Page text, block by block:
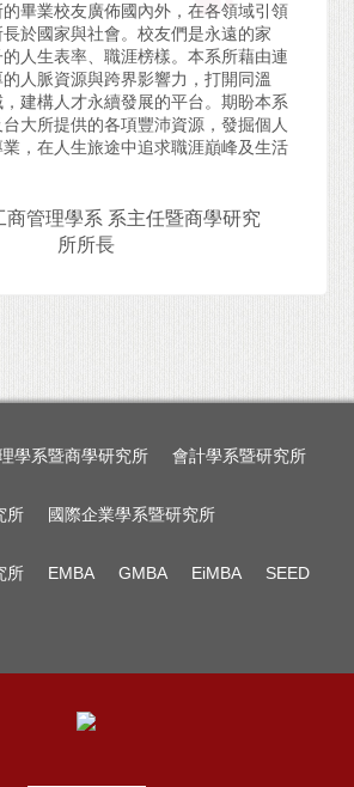
畢業校友廣佈國內外，在各領域引領
於國家與社會。校友們是永遠的家
人生表率、職涯榜樣。本系所藉由連
人脈資源與跨界影響力，打開同溫
建構人才永續發展的平台。期盼本系
大所提供的各項豐沛資源，發掘個人
，在人生旅途中追求職涯巔峰及生活
商管理學系 系主任暨商學研究
所所長
學系暨商學研究所 會計學系暨研究所
所 國際企業學系暨研究所
所 EMBA GMBA EiMBA SEED